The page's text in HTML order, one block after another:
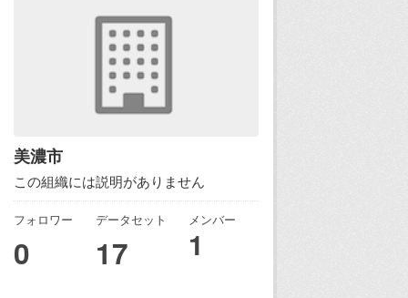
美濃市
この組織には説明がありません
フォロワー
0
データセット
17
メンバー
1